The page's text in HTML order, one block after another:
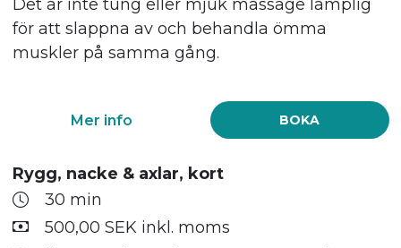
Det är inte tung eller mjuk massage lämplig
för att slappna av och behandla ömma
muskler på samma gång.
BOKA
Mer info
Rygg, nacke & axlar, kort
30 min
500,00 SEK inkl. moms